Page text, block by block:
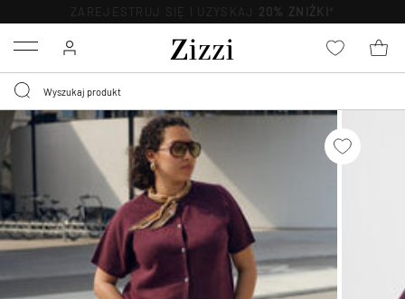
BEZPŁATNA DOSTAWA OD 59 ZŁ *
Menu